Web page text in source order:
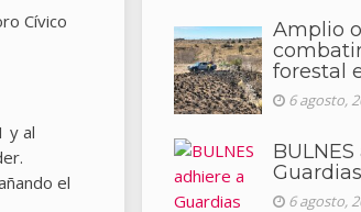
Cívico
y al
el
Amplio
forestal
6 agosto,
6 agosto,